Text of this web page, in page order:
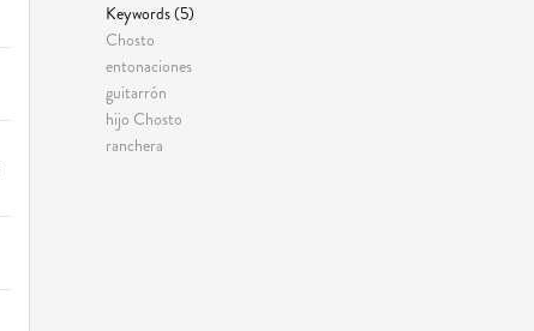
Keywords (5)
Chosto
entonaciones
guitarrón
hijo Chosto
ranchera